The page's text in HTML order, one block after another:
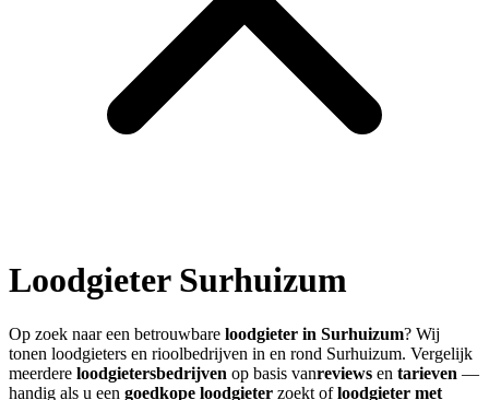
Loodgieter Surhuizum
Op zoek naar een betrouwbare loodgieter in Surhuizum? Wij
tonen loodgieters en rioolbedrijven in en rond Surhuizum. Vergelijk
meerdere loodgietersbedrijven op basis vanreviews en tarieven —
handig als u een goedkope loodgieter zoekt ofloodgieter met